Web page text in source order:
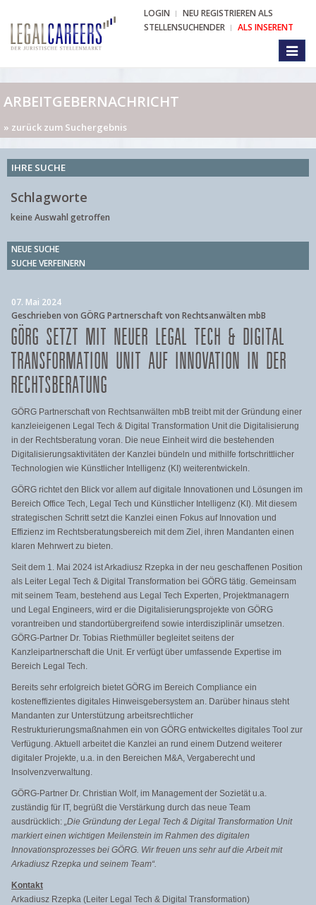
LOGIN
NEU REGISTRIEREN ALS
STELLENSUCHENDER
ALS INSERENT
ARBEITGEBERNACHRICHT
» zurück zum Suchergebnis
IHRE SUCHE
Schlagworte
keine Auswahl getroffen
NEUE SUCHE
SUCHE VERFEINERN
07. Mai 2024
Geschrieben von GÖRG Partnerschaft von Rechtsanwälten mbB
GÖRG SETZT MIT NEUER LEGAL TECH & DIGITAL
TRANSFORMATION UNIT AUF INNOVATION IN DER
RECHTSBERATUNG
GÖRG Partnerschaft von Rechtsanwälten mbB treibt mit der Gründung einer
kanzleieigenen Legal Tech & Digital Transformation Unit die Digitalisierung
in der Rechtsberatung voran. Die neue Einheit wird die bestehenden
Digitalisierungsaktivitäten der Kanzlei bündeln und mithilfe fortschrittlicher
Technologien wie Künstlicher Intelligenz (KI) weiterentwickeln.
GÖRG richtet den Blick vor allem auf digitale Innovationen und Lösungen im
Bereich Office Tech, Legal Tech und Künstlicher Intelligenz (KI). Mit diesem
strategischen Schritt setzt die Kanzlei einen Fokus auf Innovation und
Effizienz im Rechtsberatungsbereich mit dem Ziel, ihren Mandanten einen
klaren Mehrwert zu bieten.
Seit dem 1. Mai 2024 ist Arkadiusz Rzepka in der neu geschaffenen Position
als Leiter Legal Tech & Digital Transformation bei GÖRG tätig. Gemeinsam
mit seinem Team, bestehend aus Legal Tech Experten, Projektmanagern
und Legal Engineers, wird er die Digitalisierungsprojekte von GÖRG
vorantreiben und standortübergreifend sowie interdisziplinär umsetzen.
GÖRG-Partner Dr. Tobias Riethmüller begleitet seitens der
Kanzleipartnerschaft die Unit. Er verfügt über umfassende Expertise im
Bereich Legal Tech.
Bereits sehr erfolgreich bietet GÖRG im Bereich Compliance ein
kosteneffizientes digitales Hinweisgebersystem an. Darüber hinaus steht
Mandanten zur Unterstützung arbeitsrechtlicher
Restrukturierungsmaßnahmen ein von GÖRG entwickeltes digitales Tool zur
Verfügung. Aktuell arbeitet die Kanzlei an rund einem Dutzend weiterer
digitaler Projekte, u.a. in den Bereichen M&A, Vergaberecht und
Insolvenzverwaltung.
GÖRG-Partner Dr. Christian Wolf, im Management der Sozietät u.a.
zuständig für IT, begrüßt die Verstärkung durch das neue Team
ausdrücklich: „Die Gründung der Legal Tech & Digital Transformation Unit
markiert einen wichtigen Meilenstein im Rahmen des digitalen
Innovationsprozesses bei GÖRG. Wir freuen uns sehr auf die Arbeit mit
Arkadiusz Rzepka und seinem Team“.
Kontakt
Arkadiusz Rzepka (Leiter Legal Tech & Digital Transformation)